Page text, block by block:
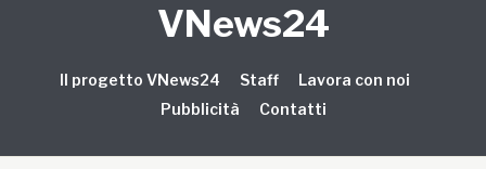
VNews24
Il progetto VNews24 Staff
Lavora con noi
Pubblicità
Contatti